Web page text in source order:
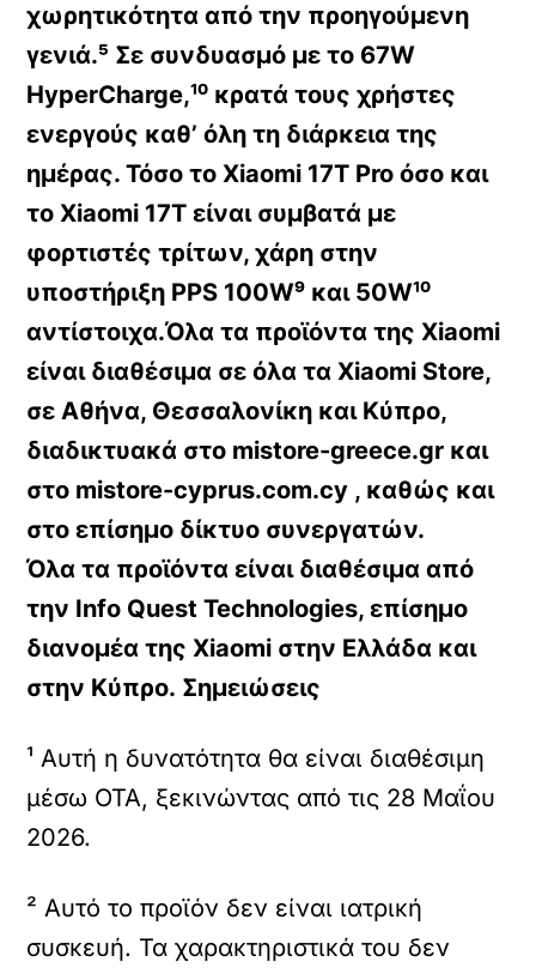
χωρητικότητα από την προηγούμενη
γενιά.⁵ Σε συνδυασμό με το 67W
HyperCharge,¹⁰ κρατά τους χρήστες
ενεργούς καθ’ όλη τη διάρκεια της
ημέρας. Τόσο το Xiaomi 17T Pro όσο και
το Xiaomi 17T είναι συμβατά με
φορτιστές τρίτων, χάρη στην
υποστήριξη PPS 100W⁹ και 50W¹⁰
αντίστοιχα.Όλα τα προϊόντα της Xiaomi
είναι διαθέσιμα σε όλα τα Xiaomi Store,
σε Αθήνα, Θεσσαλονίκη και Κύπρο,
διαδικτυακά στο mistore-greece.gr και
στο mistore-cyprus.com.cy , καθώς και
στο επίσημο δίκτυο συνεργατών.
Όλα τα προϊόντα είναι διαθέσιμα από
την Info Quest Technologies, επίσημο
διανομέα της Xiaomi στην Ελλάδα και
στην Κύπρο. Σημειώσεις
¹ Αυτή η δυνατότητα θα είναι διαθέσιμη
μέσω OTA, ξεκινώντας από τις 28 Μαΐου
2026.
² Αυτό το προϊόν δεν είναι ιατρική
συσκευή. Τα χαρακτηριστικά του δεν